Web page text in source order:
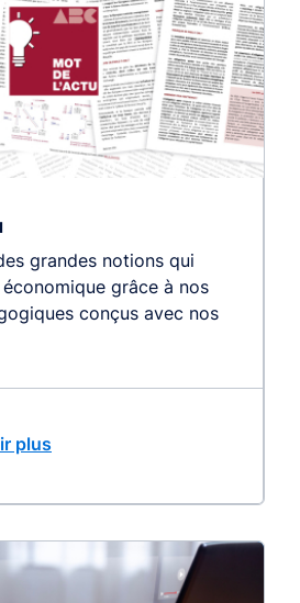
grandes notions qui
grâce à nos
conçus avec nos
plus